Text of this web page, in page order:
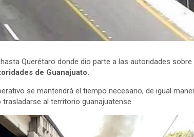
Querétaro donde dio parte a las autoridades
de Guanajuato.
se mantendrá el tiempo necesario, de igual
al territorio guanajuatense.